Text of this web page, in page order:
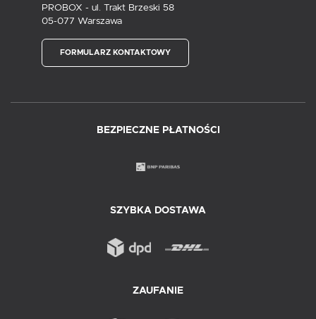
PROBOX - ul. Trakt Brzeski 58
05-077 Warszawa
FORMULARZ KONTAKTOWY
BEZPIECZNE PŁATNOŚCI
SZYBKA DOSTAWA
ZAUFANIE